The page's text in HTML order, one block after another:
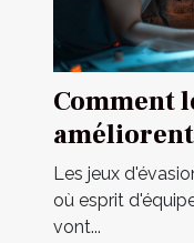
Comment
Les jeux
où esprit
vont...